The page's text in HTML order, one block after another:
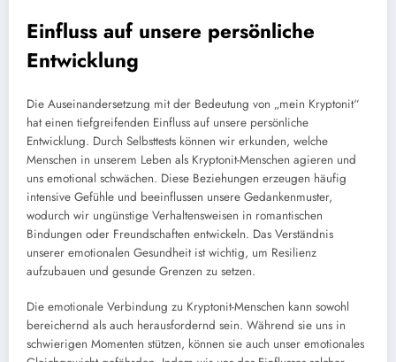
Einfluss auf unsere persönliche
Entwicklung
Die Auseinandersetzung mit der Bedeutung von „mein Kryptonit“
hat einen tiefgreifenden Einfluss auf unsere persönliche
Entwicklung. Durch Selbsttests können wir erkunden, welche
Menschen in unserem Leben als Kryptonit-Menschen agieren und
uns emotional schwächen. Diese Beziehungen erzeugen häufig
intensive Gefühle und beeinflussen unsere Gedankenmuster,
wodurch wir ungünstige Verhaltensweisen in romantischen
Bindungen oder Freundschaften entwickeln. Das Verständnis
unserer emotionalen Gesundheit ist wichtig, um Resilienz
aufzubauen und gesunde Grenzen zu setzen.
Die emotionale Verbindung zu Kryptonit-Menschen kann sowohl
bereichernd als auch herausfordernd sein. Während sie uns in
schwierigen Momenten stützen, können sie auch unser emotionales